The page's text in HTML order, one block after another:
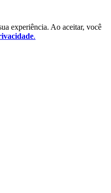
experiência. Ao aceitar, você
.